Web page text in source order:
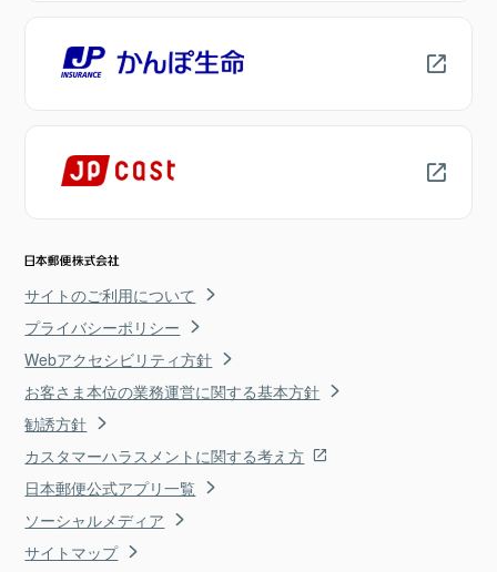
サイトのご利用について
プライバシーポリシー
Webアクセシビリティ方針
お客さま本位の業務運営に関する基本方針
勧誘方針
カスタマーハラスメントに関する考え方
日本郵便公式アプリ一覧
ソーシャルメディア
サイトマップ